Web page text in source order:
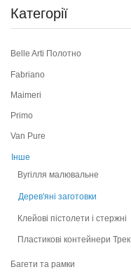
Категорії
Belle Arti Полотно
Fabriano
Maimeri
Primo
Van Pure
Інше
Вугілля малювальне
Дерев'яні заготовки
Клейові пістолети і стержні
Пластикові контейнери Трек
Багети та рамки